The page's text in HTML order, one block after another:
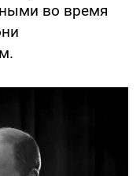
во время